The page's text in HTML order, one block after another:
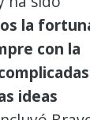
la
con la
ideas